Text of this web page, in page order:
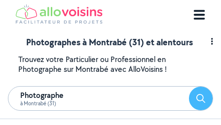
Photographes à Montrabé (31) et alentours
Trouvez votre Particulier ou Professionnel en
Photographe sur Montrabé avec AlloVoisins !
Photographe
à Montrabé (31)